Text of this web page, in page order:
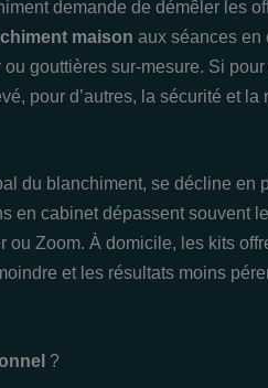
demande de démêler les
maison aux séances en
gouttières sur-mesure. Si pour
pour d’autres, la sécurité et la
du blanchiment, se décline en
en cabinet dépassent souvent
ou Zoom. À domicile, les kits
et les résultats moins
?